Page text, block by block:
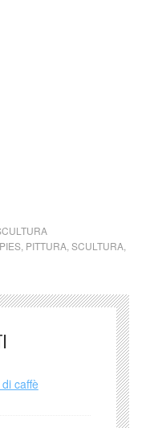
, PITTURA, SCULTURA,
caffè